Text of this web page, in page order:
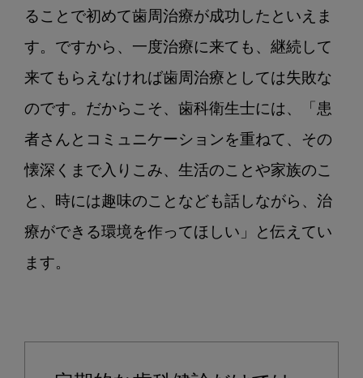
ることで初めて歯周治療が成功したといえま
す。ですから、一度治療に来ても、継続して
来てもらえなければ歯周治療としては失敗な
のです。だからこそ、歯科衛生士には、「患
者さんとコミュニケーションを重ねて、その
懐深くまで入りこみ、生活のことや家族のこ
と、時には趣味のことなども話しながら、治
療ができる環境を作ってほしい」と伝えてい
ます。